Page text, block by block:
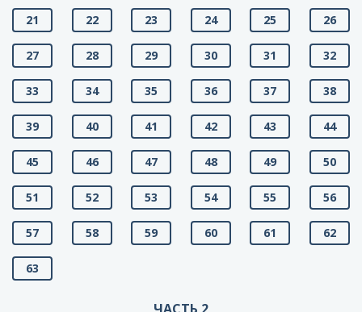
21 22 23 24 25 26
27 28 29 30 31 32
33 34 35 36 37 38
39 40 41 42 43 44
45 46 47 48 49 50
51 52 53 54 55 56
57 58 59 60 61 62
63